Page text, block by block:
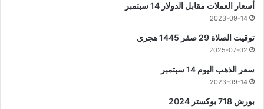
أسعار العملات مقابل الدولار 14 سبتمبر
2023-09-14
توقيت الصلاة 29 صفر 1445 هجري
2025-07-02
سعر الذهب اليوم 14 سبتمبر
2023-09-14
بورش 718 بوكستر 2024